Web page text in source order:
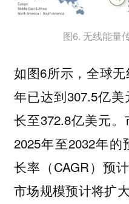
图6. 无线能量
如图6所示，全球
年已达到307.5亿
长至372.8亿美元
2025年至2032年
长率（CAGR）预
市场规模预计将扩